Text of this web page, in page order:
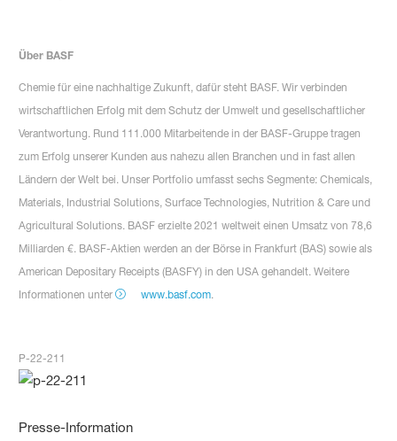
Über BASF
Chemie für eine nachhaltige Zukunft, dafür steht BASF. Wir verbinden
wirtschaftlichen Erfolg mit dem Schutz der Umwelt und gesellschaftlicher
Verantwortung. Rund 111.000 Mitarbeitende in der BASF-Gruppe tragen
zum Erfolg unserer Kunden aus nahezu allen Branchen und in fast allen
Ländern der Welt bei. Unser Portfolio umfasst sechs Segmente: Chemicals,
Materials, Industrial Solutions, Surface Technologies, Nutrition & Care und
Agricultural Solutions. BASF erzielte 2021 weltweit einen Umsatz von 78,6
Milliarden €. BASF-Aktien werden an der Börse in Frankfurt (BAS) sowie als
American Depositary Receipts (BASFY) in den USA gehandelt. Weitere
Informationen unter
www.basf.com.
P-22-211
Presse-Information